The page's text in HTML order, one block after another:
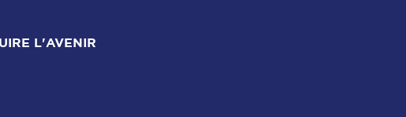
L'AVENIR